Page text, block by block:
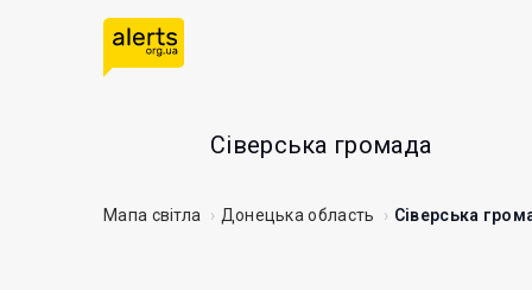
Сіверська громада
Мапа світла Донецька область Сіверська